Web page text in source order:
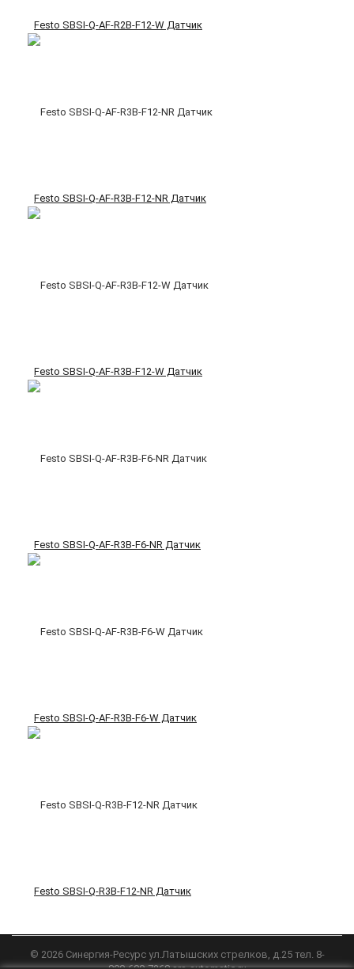
Festo SBSI-Q-AF-R2B-F12-W Датчик
Festo SBSI-Q-AF-R3B-F12-NR Датчик
Festo SBSI-Q-AF-R3B-F12-W Датчик
Festo SBSI-Q-AF-R3B-F6-NR Датчик
Festo SBSI-Q-AF-R3B-F6-W Датчик
Festo SBSI-Q-R3B-F12-NR Датчик
© 2026 Синергия-Ресурсул.Латышских стрелков, д.25 тел. 8-